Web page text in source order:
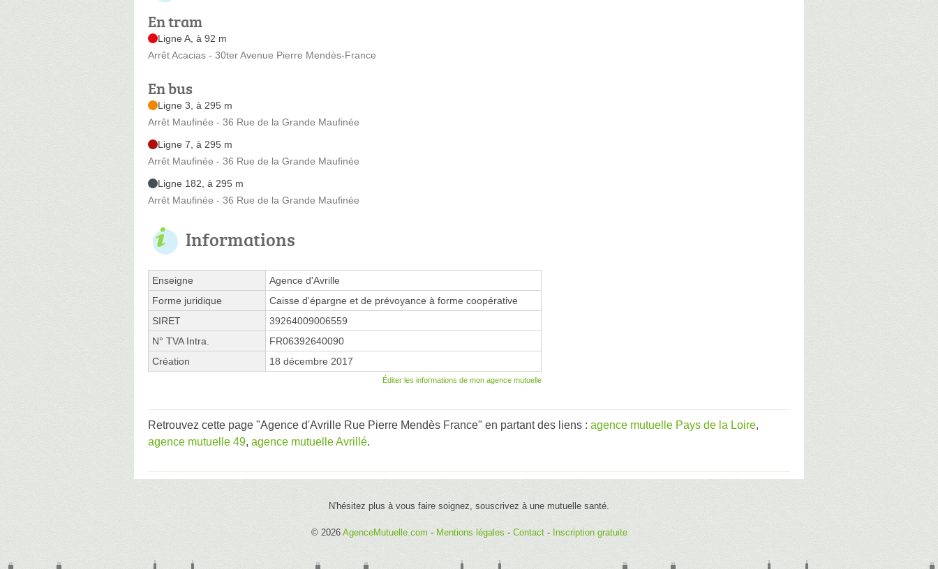
En tram
Ligne A, à 92 m
Arrêt Acacias - 30ter Avenue Pierre Mendès-France
En bus
Ligne 3, à 295 m
Arrêt Maufinée - 36 Rue de la Grande Maufinée
Ligne 7, à 295 m
Arrêt Maufinée - 36 Rue de la Grande Maufinée
Ligne 182, à 295 m
Arrêt Maufinée - 36 Rue de la Grande Maufinée
Informations
Enseigne
Agence d'Avrille
Forme juridique
Caisse d'épargne et de prévoyance à forme coopérative
SIRET
39264009006559
N° TVA Intra.
FR06392640090
Création
18 décembre 2017
Éditer les informations de mon agence mutuelle
Retrouvez cette page "Agence d'Avrille Rue Pierre Mendès France" en partant des liens : agence mutuelle Pays de la Loire,
agence mutuelle 49, agence mutuelle Avrillé.
N'hésitez plus à vous faire soignez, souscrivez à une mutuelle santé.
© 2026 AgenceMutuelle.com - Mentions légales - Contact- Inscription gratuite